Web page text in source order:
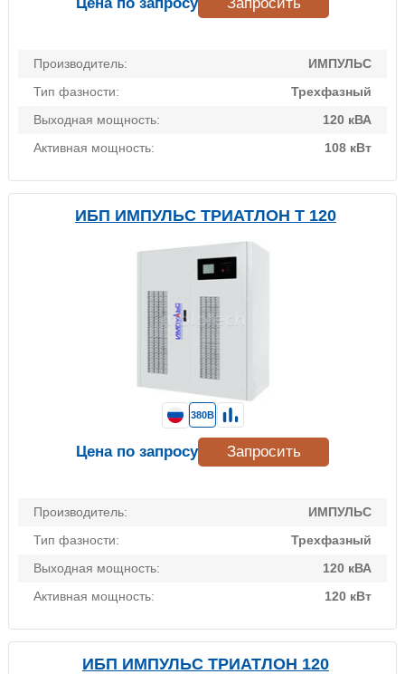
Производитель:
ИМПУЛЬС
Тип фазности:
Трехфазный
Выходная мощность:
120 кВА
Активная мощность:
108 кВт
ИБП ИМПУЛЬС ТРИАТЛОН Т 120
Производитель:
ИМПУЛЬС
Тип фазности:
Трехфазный
Выходная мощность:
120 кВА
Активная мощность:
120 кВт
380В
Цена по запросу Запросить
ИБП ИМПУЛЬС ТРИАТЛОН 120